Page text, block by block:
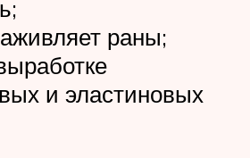
раны;
и эластиновых